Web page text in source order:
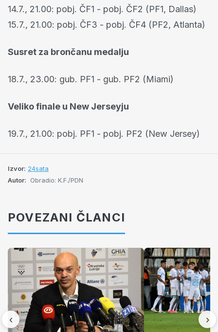
14.7., 21.00: pobj. ČF1 - pobj. ČF2 (PF1, Dallas)
15.7., 21.00: pobj. ČF3 - pobj. ČF4 (PF2, Atlanta)
Susret za brončanu medalju
18.7., 23.00: gub. PF1 - gub. PF2 (Miami)
Veliko finale u New Jerseyju
19.7., 21.00: pobj. PF1 - pobj. PF2 (New Jersey)
Izvor: 24sata
Autor:
Obradio: K.F./PDN
POVEZANI ČLANCI
‹ ›